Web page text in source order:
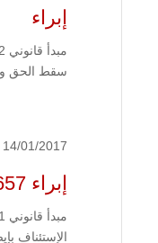
إبراء
سقط الحق
14/01/2017
إبراء h2007.657
الإستئناف